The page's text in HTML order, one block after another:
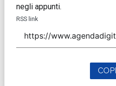
negli appunti.
RSS link